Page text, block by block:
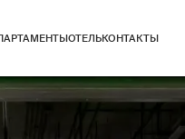
ОТЕЛЬКОНТАКТЫ